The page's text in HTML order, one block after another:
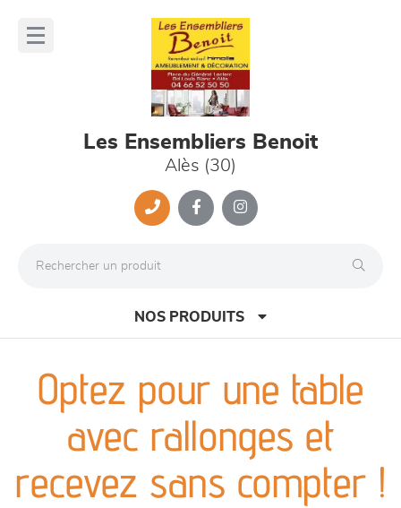
Les Ensembliers Benoit
Alès (30)
NOS PRODUITS
canapés et fauteuils
séjours
Optez pour une table
avec rallonges et
recevez sans compter !